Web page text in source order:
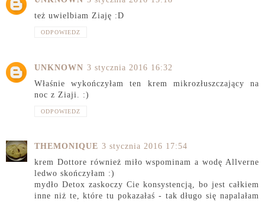
też uwielbiam Ziaję :D
ODPOWIEDZ
UNKNOWN 3 stycznia 2016 16:32
Właśnie wykończyłam ten krem mikrozłuszczający na
noc z Ziaji. :)
ODPOWIEDZ
THEMONIQUE 3 stycznia 2016 17:54
krem Dottore również miło wspominam a wodę Allverne
ledwo skończyłam :)
mydło Detox zaskoczy Cie konsystencją, bo jest całkiem
inne niż te, które tu pokazałaś - tak długo się napalałam